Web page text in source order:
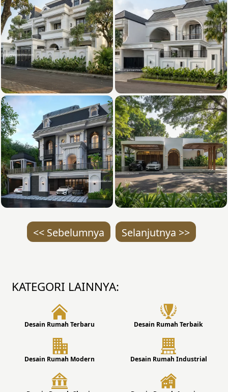
<< Sebelumnya Selanjutnya >>
KATEGORI LAINNYA:
Desain Rumah Terbaru Desain Rumah Terbaik
Desain Rumah Modern Desain Rumah Industrial